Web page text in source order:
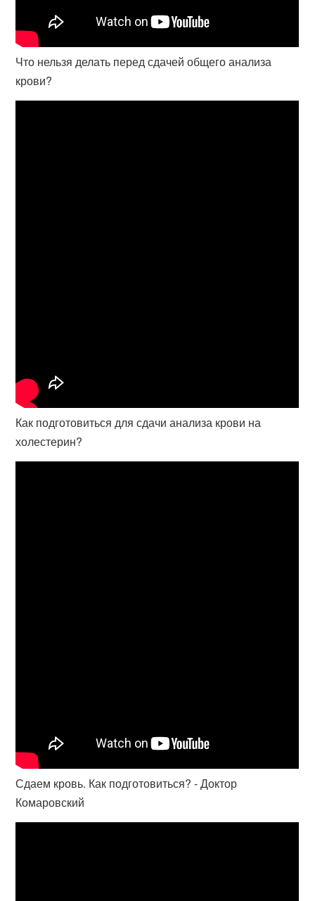
Что нельзя делать перед сдачей общего анализа
крови?
Как подготовиться для сдачи анализа крови на
холестерин?
Сдаем кровь. Как подготовиться? - Доктор
Комаровский